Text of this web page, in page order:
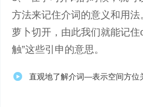
方法来记住介词的意义和用
萝卜切开，由此我们就能记
触”这些引申的意思。
直观地了解介词—表示空间方位